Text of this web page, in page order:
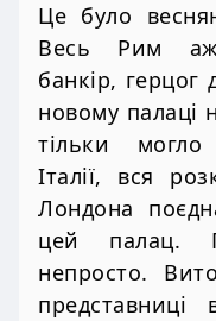
Це було
Весь Рим аж
банкір,
новому палаці
тільки
Італії, вся
Лондона
цей палац.
непросто.